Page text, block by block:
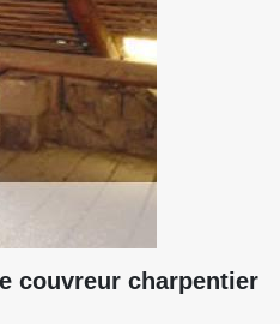
couvreur charpentier